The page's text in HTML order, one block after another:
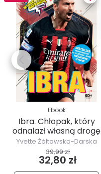
Ebook
Ibra. Chłopak, który
odnalazł własną drogę
Yvette Żółtowska-Darska
39,99 zł
32,80 zł